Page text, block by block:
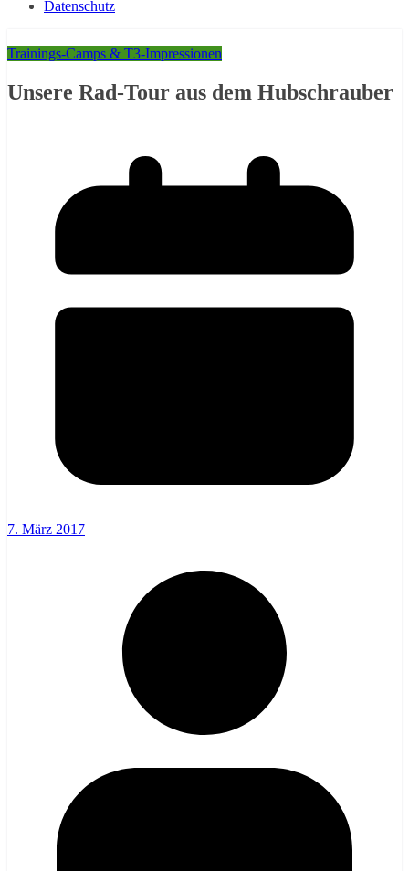
Datenschutz
Trainings-Camps & T3-Impressionen
Unsere Rad-Tour aus dem Hubschrauber
7. März 2017